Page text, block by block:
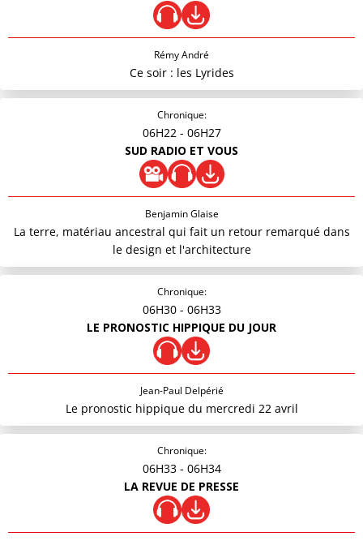
Rémy André
Ce soir : les Lyrides
Chronique:
06H22 - 06H27
SUD RADIO ET VOUS
Benjamin Glaise
La terre, matériau ancestral qui fait un retour remarqué dans
le design et l'architecture
Chronique:
06H30 - 06H33
LE PRONOSTIC HIPPIQUE DU JOUR
Jean-Paul Delpérié
Le pronostic hippique du mercredi 22 avril
Chronique:
06H33 - 06H34
LA REVUE DE PRESSE